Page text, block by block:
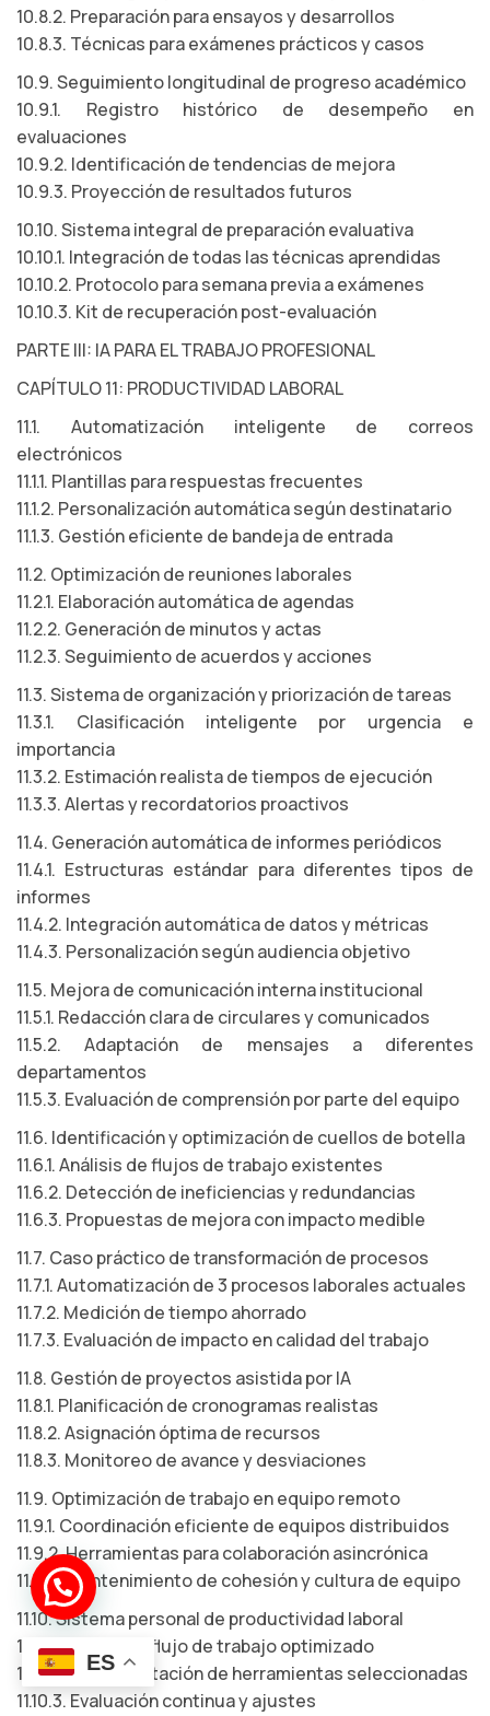
10.8.2. Preparación para ensayos y desarrollos
10.8.3. Técnicas para exámenes prácticos y casos
10.9. Seguimiento longitudinal de progreso académico
10.9.1. Registro histórico de desempeño en
evaluaciones
10.9.2. Identificación de tendencias de mejora
10.9.3. Proyección de resultados futuros
10.10. Sistema integral de preparación evaluativa
10.10.1. Integración de todas las técnicas aprendidas
10.10.2. Protocolo para semana previa a exámenes
10.10.3. Kit de recuperación post-evaluación
PARTE III: IA PARA EL TRABAJO PROFESIONAL
CAPÍTULO 11: PRODUCTIVIDAD LABORAL
11.1. Automatización inteligente de correos
electrónicos
11.1.1. Plantillas para respuestas frecuentes
11.1.2. Personalización automática según destinatario
11.1.3. Gestión eficiente de bandeja de entrada
11.2. Optimización de reuniones laborales
11.2.1. Elaboración automática de agendas
11.2.2. Generación de minutos y actas
11.2.3. Seguimiento de acuerdos y acciones
11.3. Sistema de organización y priorización de tareas
11.3.1. Clasificación inteligente por urgencia e
importancia
11.3.2. Estimación realista de tiempos de ejecución
11.3.3. Alertas y recordatorios proactivos
11.4. Generación automática de informes periódicos
11.4.1. Estructuras estándar para diferentes tipos de
informes
11.4.2. Integración automática de datos y métricas
11.4.3. Personalización según audiencia objetivo
11.5. Mejora de comunicación interna institucional
11.5.1. Redacción clara de circulares y comunicados
11.5.2. Adaptación de mensajes a diferentes
departamentos
11.5.3. Evaluación de comprensión por parte del equipo
11.6. Identificación y optimización de cuellos de botella
11.6.1. Análisis de flujos de trabajo existentes
11.6.2. Detección de ineficiencias y redundancias
11.6.3. Propuestas de mejora con impacto medible
11.7. Caso práctico de transformación de procesos
11.7.1. Automatización de 3 procesos laborales actuales
11.7.2. Medición de tiempo ahorrado
11.7.3. Evaluación de impacto en calidad del trabajo
11.8. Gestión de proyectos asistida por IA
11.8.1. Planificación de cronogramas realistas
11.8.2. Asignación óptima de recursos
11.8.3. Monitoreo de avance y desviaciones
11.9. Optimización de trabajo en equipo remoto
11.9.1. Coordinación eficiente de equipos distribuidos
11.9.2. Herramientas para colaboración asincrónica
11.9.3. Mantenimiento de cohesión y cultura de equipo
11.10. Sistema personal de productividad laboral
11.10.1. Diseño de flujo de trabajo optimizado
11.10.2. Implementación de herramientas seleccionadas
11.10.3. Evaluación continua y ajustes
ES
¡Hola! Soy el *bot José*